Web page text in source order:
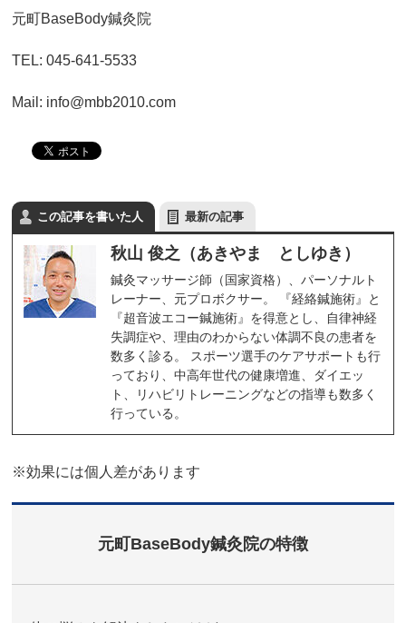
元町BaseBody鍼灸院
TEL: 045-641-5533
Mail: info@mbb2010.com
この記事を書いた人 最新の記事
秋山 俊之（あきやま としゆき）
鍼灸マッサージ師（国家資格）、パーソナルト
レーナー、元プロボクサー。 『経絡鍼施術』と
『超音波エコー鍼施術』を得意とし、自律神経
失調症や、理由のわからない体調不良の患者を
数多く診る。 スポーツ選手のケアサポートも行
っており、中高年世代の健康増進、ダイエッ
ト、リハビリトレーニングなどの指導も数多く
行っている。
※効果には個人差があります
元町BaseBody鍼灸院の特徴